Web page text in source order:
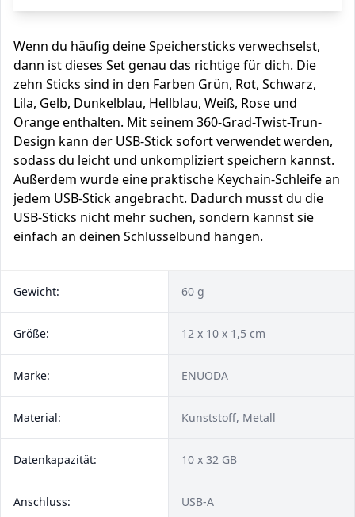
Wenn du häufig deine Speichersticks verwechselst,
dann ist dieses Set genau das richtige für dich. Die
zehn Sticks sind in den Farben Grün, Rot, Schwarz,
Lila, Gelb, Dunkelblau, Hellblau, Weiß, Rose und
Orange enthalten. Mit seinem 360-Grad-Twist-Trun-
Design kann der USB-Stick sofort verwendet werden,
sodass du leicht und unkompliziert speichern kannst.
Außerdem wurde eine praktische Keychain-Schleife an
jedem USB-Stick angebracht. Dadurch musst du die
USB-Sticks nicht mehr suchen, sondern kannst sie
einfach an deinen Schlüsselbund hängen.
Gewicht: 60 g
Größe: 12 x 10 x 1,5 cm
Marke: ENUODA
Material: Kunststoff, Metall
Datenkapazität: 10 x 32 GB
Anschluss: USB-A